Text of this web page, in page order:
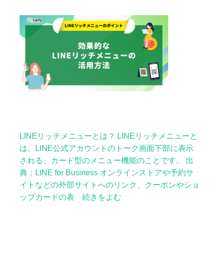
LINEリッチメニューとは？ LINEリッチメニューと
は、LINE公式アカウントのトーク画面下部に表示
される、カード型のメニュー機能のことです。 出
典：LINE for Business オンラインストアや予約サ
イトなどの外部サイトへのリンク、クーポンやショ
ップカードの表 続きをよむ